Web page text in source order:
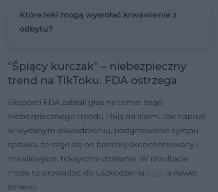
Które leki mogą wywołać krwawienie z
odbytu?
"Śpiący kurczak" – niebezpieczny
trend na TikToku. FDA ostrzega
Eksperci FDA zabrali głos na temat tego
niebezpiecznego trendu i biją na alarm. Jak napisali
w wydanym oświadczeniu, podgrzewanie syropu
sprawia, że staje się on bardziej skoncentrowany i
ma silniejsze, toksyczne działanie. W rezultacie
może to prowadzić do uszkodzenia płuc, a nawet
śmierci.